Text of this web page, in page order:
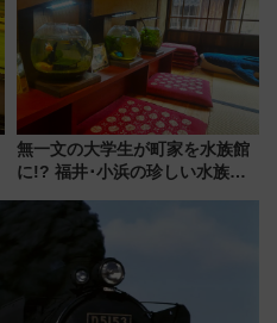
ルメが美味い
無一文の大学生が町家を水族館
に!? 福井･小浜の珍しい水族
作体験、鯖街道の御食国など 小
浜観光レポ 第2弾